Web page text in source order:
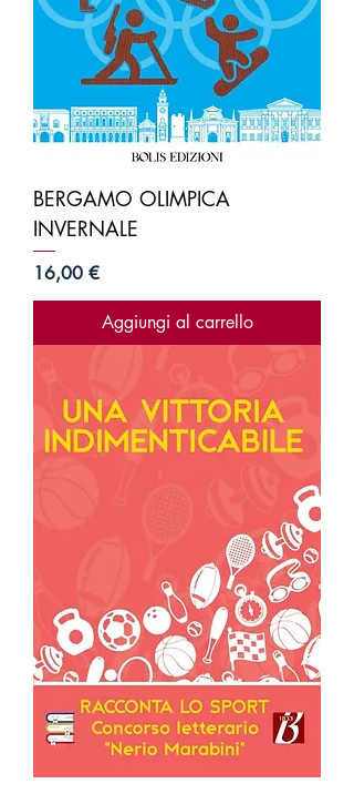
BERGAMO OLIMPICA
INVERNALE
Prezzo
16,00 €
Aggiungi al carrello